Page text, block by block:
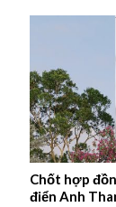
Chốt hợp
điển Anh